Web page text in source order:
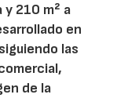
210 m² a
en
las
de la